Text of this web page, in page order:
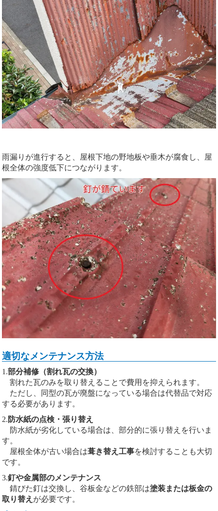
雨漏りが進行すると、屋根下地の野地板や垂木が腐食し、屋
根全体の強度低下につながります。
適切なメンテナンス方法
1.部分補修（割れ瓦の交換）
割れた瓦のみを取り替えることで費用を抑えられます。
ただし、同型の瓦が廃盤になっている場合は代替品で対応
する必要があります。
2. 防水紙の点検・張り替え
防水紙が劣化している場合は、部分的に張り替えを行いま
す。
屋根全体が古い場合は葺き替え工事を検討することも大切
です。
3.釘や金属部のメンテナンス
錆びた釘は交換し、谷板金などの鉄部は塗装または板金の
取り替え が必要です。